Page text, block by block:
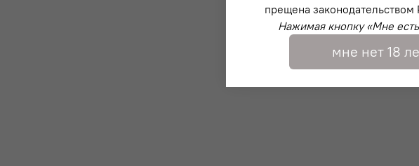
прещена
Нажимая кнопку «Мне
мне нет 18